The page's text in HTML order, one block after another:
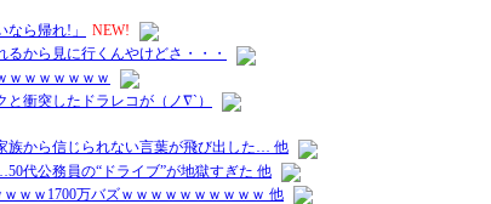
ら帰れ!」
NEW!
から見に行くんやけどさ・・・
ｗｗｗｗｗｗｗ
と衝突したドラレコが（ノ∇`）
族から信じられない言葉が飛び出した… 他
代公務員の“ドライブ”が地獄すぎた 他
ｗｗ1700万バズｗｗｗｗｗｗｗｗｗｗ 他